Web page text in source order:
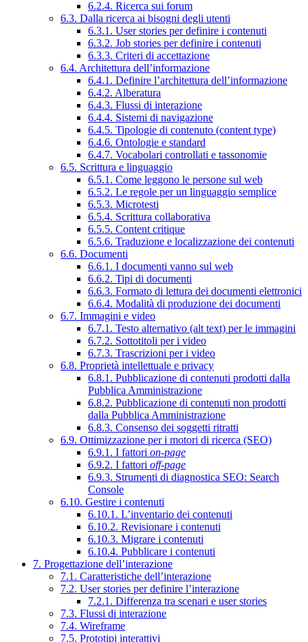
6.2.4. Ricerca sui forum
6.3. Dalla ricerca ai bisogni degli utenti
6.3.1. User stories per definire i contenuti
6.3.2. Job stories per definire i contenuti
6.3.3. Criteri di accettazione
6.4. Architettura dell’informazione
6.4.1. Definire l’architettura dell’informazione
6.4.2. Alberatura
6.4.3. Flussi di interazione
6.4.4. Sistemi di navigazione
6.4.5. Tipologie di contenuto (content type)
6.4.6. Ontologie e standard
6.4.7. Vocabolari controllati e tassonomie
6.5. Scrittura e linguaggio
6.5.1. Come leggono le persone sul web
6.5.2. Le regole per un linguaggio semplice
6.5.3. Microtesti
6.5.4. Scrittura collaborativa
6.5.5. Content critique
6.5.6. Traduzione e localizzazione dei contenuti
6.6. Documenti
6.6.1. I documenti vanno sul web
6.6.2. Tipi di documenti
6.6.3. Formato di lettura dei documenti elettronici
6.6.4. Modalità di produzione dei documenti
6.7. Immagini e video
6.7.1. Testo alternativo (alt text) per le immagini
6.7.2. Sottotitoli per i video
6.7.3. Trascrizioni per i video
6.8. Proprietà intellettuale e privacy
6.8.1. Pubblicazione di contenuti prodotti dalla
Pubblica Amministrazione
6.8.2. Pubblicazione di contenuti non prodotti
dalla Pubblica Amministrazione
6.8.3. Consenso dei soggetti ritratti
6.9. Ottimizzazione per i motori di ricerca (SEO)
6.9.1. I fattori on-page
6.9.2. I fattori off-page
6.9.3. Strumenti di diagnostica SEO: Search
Console
6.10. Gestire i contenuti
6.10.1. L’inventario dei contenuti
6.10.2. Revisionare i contenuti
6.10.3. Migrare i contenuti
6.10.4. Pubblicare i contenuti
7. Progettazione dell’interazione
7.1. Caratteristiche dell’interazione
7.2. User stories per definire l’interazione
7.2.1. Differenza tra scenari e user stories
7.3. Flussi di interazione
7.4. Wireframe
7.5. Prototipi interattivi